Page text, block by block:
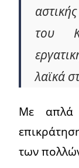
του
λαϊκά
Με απλά
των